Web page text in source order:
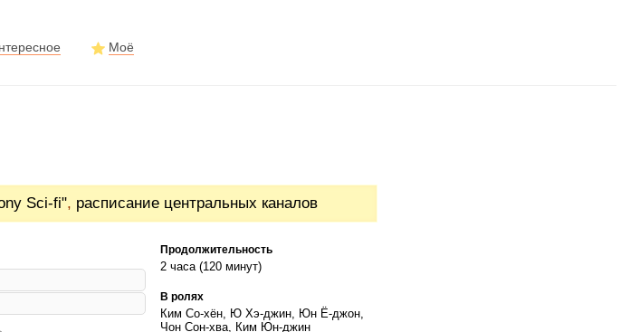
Моё
Sci-fi", расписание центральных каналов
Продолжительность
2 часа (120 минут)
В ролях
Ким Со-хён, Ю Хэ-джин, Юн Ё-джон,
Чон Сон-хва, Ким Юн-джин